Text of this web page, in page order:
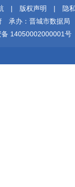
| 版权声明 |
隐
承办：晋城市数据局
备 14050002000001号